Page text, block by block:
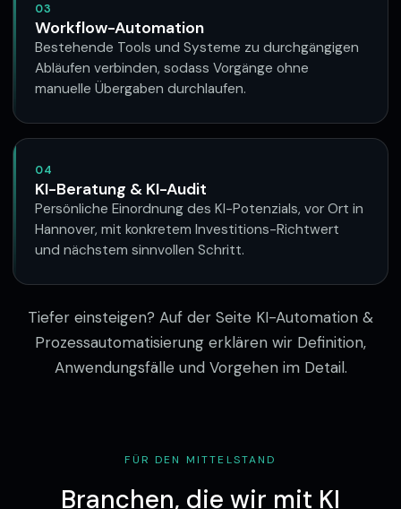
03
Workflow-Automation
Bestehende Tools und Systeme zu durchgängigen
Abläufen verbinden, sodass Vorgänge ohne
manuelle Übergaben durchlaufen.
04
KI-Beratung & KI-Audit
Persönliche Einordnung des KI-Potenzials, vor Ort in
Hannover, mit konkretem Investitions-Richtwert
und nächstem sinnvollen Schritt.
Tiefer einsteigen? Auf der Seite KI-Automation &
Prozessautomatisierung erklären wir Definition,
Anwendungsfälle und Vorgehen im Detail.
FÜR DEN MITTELSTAND
Branchen, die wir mit KI